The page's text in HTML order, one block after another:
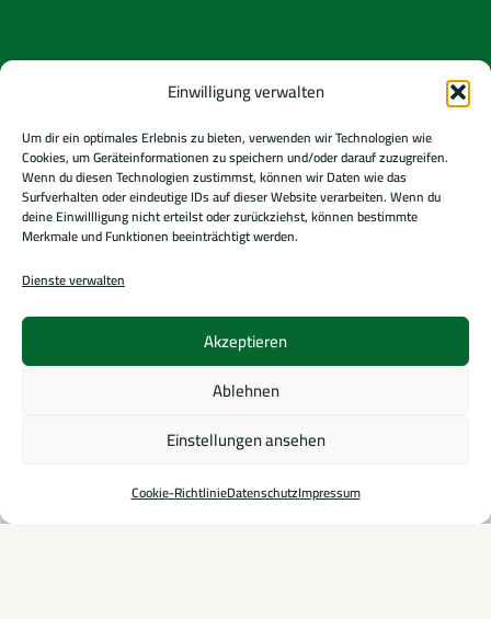
Einwilligung verwalten
Um dir ein optimales Erlebnis zu bieten, verwenden wir Technologien wie
Cookies, um Geräteinformationen zu speichern und/oder darauf zuzugreifen.
Wenn du diesen Technologien zustimmst, können wir Daten wie das
Surfverhalten oder eindeutige IDs auf dieser Website verarbeiten. Wenn du
deine Einwillligung nicht erteilst oder zurückziehst, können bestimmte
Merkmale und Funktionen beeinträchtigt werden.
Dienste verwalten
Akzeptieren
Ablehnen
Einstellungen ansehen
Cookie-RichtlinieDatenschutzImpressum
Folgt uns
Impressum
Datenschutz
Cookie Richtlinie (EU)